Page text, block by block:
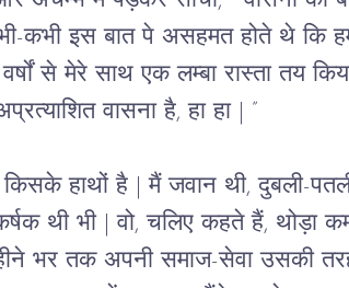
कभी इस बात पे असहमत होते थे कि
से मेरे साथ एक लम्बा रास्ता तय
वासना है, हा हा | ”
हाथों है | मैं जवान थी, दुबली-
थी भी | वो, चलिए कहते हैं, थोड़ा
भर तक अपनी समाज-सेवा उसकी